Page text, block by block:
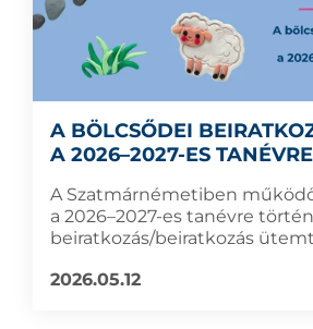
A BÖLCSŐDEI
A 2026–2027-ES TANÉVRE
A Szatmárnémetiben
a 2026–2027-es tanévre
beiratkozás/beiratkozás
2026.05.12